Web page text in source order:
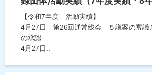
【令和7年度 活動実績】
4月27日 第26回通常総会 ５議案の審議
の承認
4月27日...